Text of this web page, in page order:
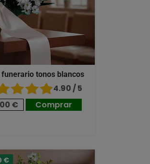
funerario tonos blancos
4.90 / 5
€
Comprar
€